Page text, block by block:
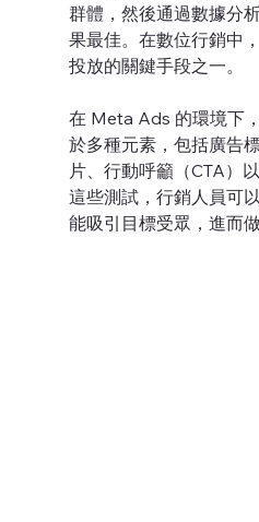
群體，然後通過數據分
果最佳。在數位行銷中
投放的關鍵手段之一。
在 Meta Ads 的環境下
於多種元素，包括廣告
片、行動呼籲（CTA）
這些測試，行銷人員可
能吸引目標受眾，進而